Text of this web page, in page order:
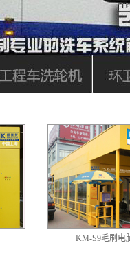
KM-S9毛刷电